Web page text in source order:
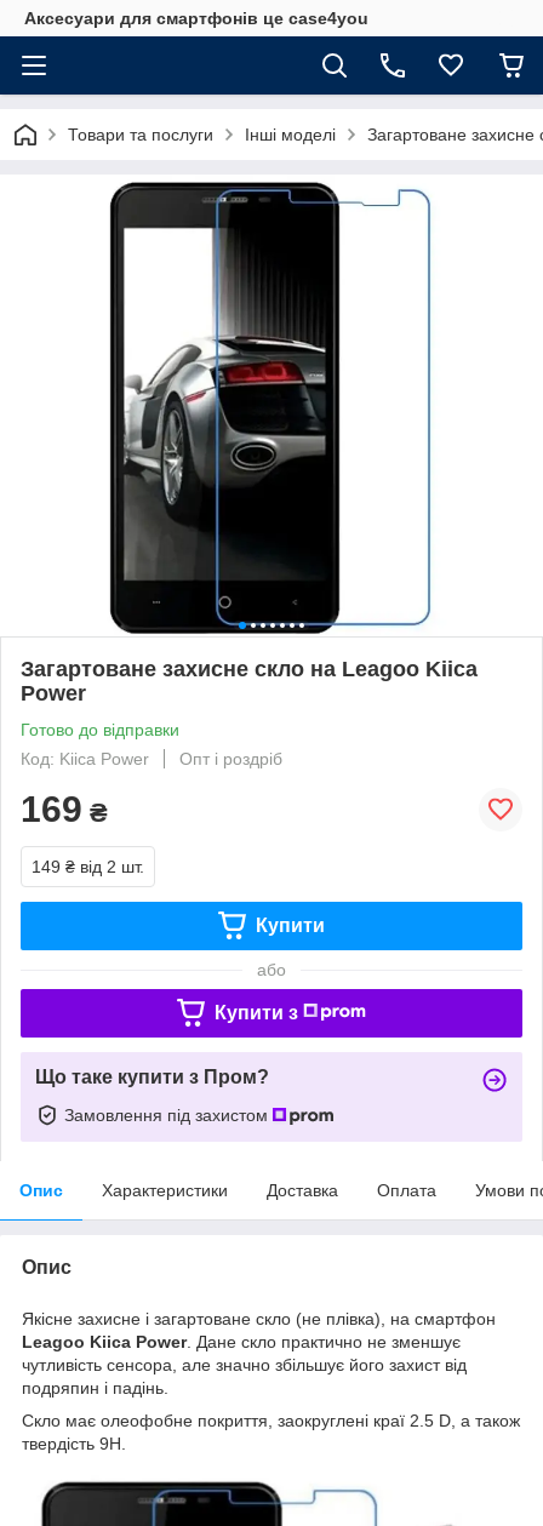
Аксесуари для смартфонів це case4you
Товари та послуги Інші моделі Загартоване
Загартоване захисне скло на Leagoo Kiica
Power
Готово до відправки
Код: Kiica Power
Опт і роздріб
169 ₴
149 ₴ від 2 шт.
Купити
або
Купити з
Що таке купити з Пром?
Замовлення під захистом
Опис Характеристики Доставка Оплата Умови
Опис
Якісне захисне і загартоване скло (не плівка), на смартфон
Leagoo Kiica Power. Дане скло практично не зменшує
чутливість сенсора, але значно збільшує його захист від
подряпин і падінь.
Скло має олеофобне покриття, заокруглені краї 2.5 D, а також
твердість 9H.